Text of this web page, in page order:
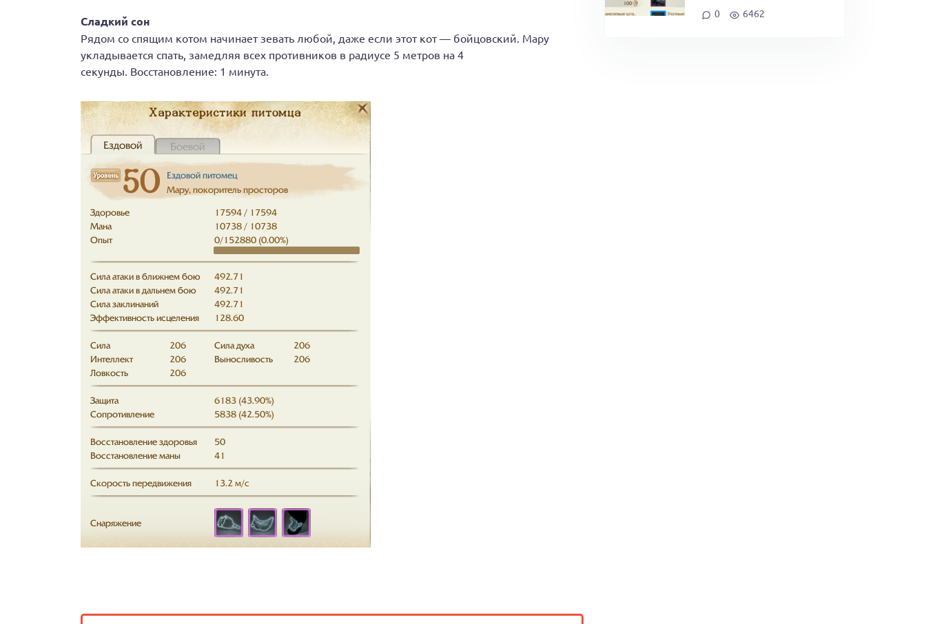
Сладкий сон
Рядом со спящим котом начинает зевать любой, даже если этот кот — бойцовский. Мару
укладывается спать, замедляя всех противников в радиусе 5 метров на 4
секунды. Восстановление: 1 минута.
0 6462